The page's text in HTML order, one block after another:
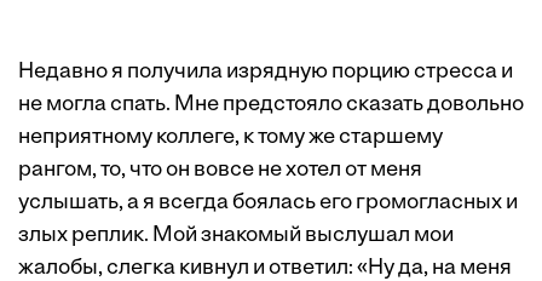
Недавно я получила изрядную порцию стресса и
не могла спать. Мне предстояло сказать довольно
неприятному коллеге, к тому же старшему
рангом, то, что он вовсе не хотел от меня
услышать, а я всегда боялась его громогласных и
злых реплик. Мой знакомый выслушал мои
жалобы, слегка кивнул и ответил: «Ну да, на меня